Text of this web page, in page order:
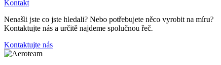
Kontakt
Nenašli jste co jste hledali? Nebo potřebujete něco vyrobit na míru?
Kontaktujte nás a určitě najdeme spolučnou řeč.
Kontaktujte nás